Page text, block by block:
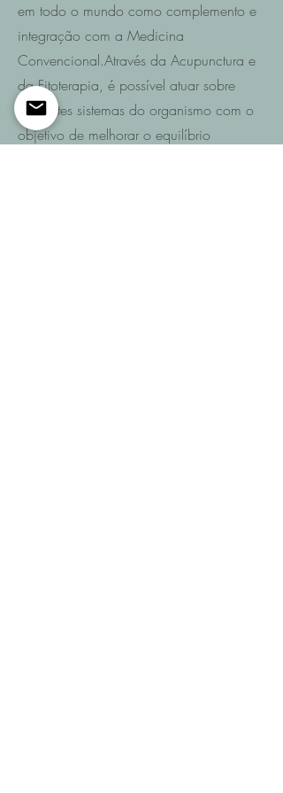
em todo o mundo como complemento e
integração com a Medicina
Convencional.Através da Acupunctura e
da Fitoterapia, é possível atuar sobre
diferentes sistemas do organismo com o
objetivo de melhorar o equilíbrio